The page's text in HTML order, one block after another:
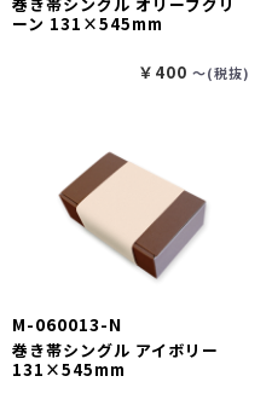
ーン 131×545mm
￥400 〜(税抜)
M-060013-N
巻き帯シングル アイボリー
131×545mm